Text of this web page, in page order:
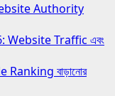
Authority
Traffic এবং
বাড়ানোর